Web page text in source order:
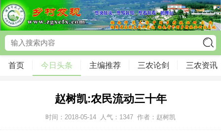
首页 今日头条 主编推荐 三农论剑 三农资讯
赵树凯:农民流动三十年
时间：2018-05-14 人气： 1347 作者：赵树凯